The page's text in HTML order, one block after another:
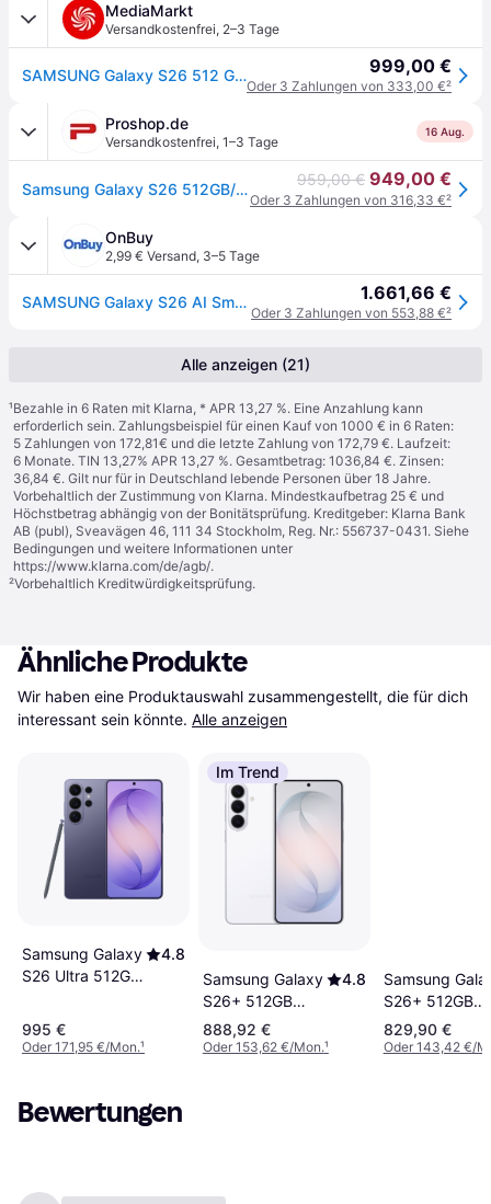
MediaMarkt
Versandkostenfrei, 2–3 Tage
SAMSUNG Galaxy S26 512 GB Cobalt Violet Dual SIM 999,00 €
Oder 3 Zahlungen von 333,00 €²
Proshop.de
Versandkostenfrei, 1–3 Tage
16 Aug.
Samsung Galaxy S26 512GB/12GB - Cobalt Violet 959,00 € 949,00 €
Oder 3 Zahlungen von 316,33 €²
OnBuy
2,99 € Versand, 3–5 Tage
SAMSUNG Galaxy S26 AI Smartphone 512 GB Violett 1.661,66 €
Oder 3 Zahlungen von 553,88 €²
Alle anzeigen (21)
¹Bezahle in 6 Raten mit Klarna, * APR 13,27 %. Eine Anzahlung kann
erforderlich sein. Zahlungsbeispiel für einen Kauf von 1000 € in 6 Raten:
5 Zahlungen von 172,81€ und die letzte Zahlung von 172,79 €. Laufzeit:
6 Monate. TIN 13,27% APR 13,27 %. Gesamtbetrag: 1036,84 €. Zinsen:
36,84 €. Gilt nur für in Deutschland lebende Personen über 18 Jahre.
Vorbehaltlich der Zustimmung von Klarna. Mindestkaufbetrag 25 € und
Höchstbetrag abhängig von der Bonitätsprüfung. Kreditgeber: Klarna Bank
AB (publ), Sveavägen 46, 111 34 Stockholm, Reg. Nr.: 556737-0431. Siehe
Bedingungen und weitere Informationen unter
https://www.klarna.com/de/agb/.
²Vorbehaltlich Kreditwürdigkeitsprüfung.
Ähnliche Produkte
Wir haben eine Produktauswahl zusammengestellt, die für dich
interessant sein könnte. Alle anzeigen
Samsung Galaxy
S26 Ultra 512GB
4.8
995 €
Oder 171,95 €/Mon.¹
Im Trend
Samsung Galaxy
S26+ 512GB
White
4.8
888,92 €
Oder 153,62 €/Mon.¹
Samsung
S26+ 512GB
Black
829,90 €
Oder 143,42 €/
Bewertungen